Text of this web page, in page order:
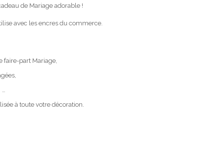
de Mariage adorable !
avec les encres du commerce.
faire-part Mariage,
à toute votre décoration.